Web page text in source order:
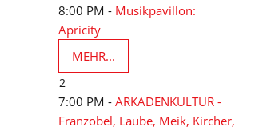
8:00 PM - Musikpavillon:
Apricity
MEHR...
2
7:00 PM - ARKADENKULTUR -
Franzobel, Laube, Meik, Kircher,